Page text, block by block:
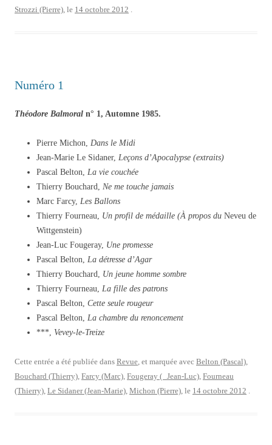
Strozzi (Pierre), le 14 octobre 2012 .
Numéro 1
Théodore Balmoral n° 1, Automne 1985.
Pierre Michon, Dans le Midi
Jean-Marie Le Sidaner, Leçons d’Apocalypse (extraits)
Pascal Belton, La vie couchée
Thierry Bouchard, Ne me touche jamais
Marc Farcy, Les Ballons
Thierry Fourneau, Un profil de médaille (À propos du Neveu de
Wittgenstein)
Jean-Luc Fougeray, Une promesse
Pascal Belton, La détresse d’Agar
Thierry Bouchard, Un jeune homme sombre
Thierry Fourneau, La fille des patrons
Pascal Belton, Cette seule rougeur
Pascal Belton, La chambre du renoncement
***, Vevey-le-Treize
Cette entrée a été publiée dans Revue, et marquée avec Belton (Pascal),
Bouchard (Thierry), Farcy (Marc), Fougeray ( Jean-Luc), Fourneau
(Thierry), Le Sidaner (Jean-Marie), Michon (Pierre), le 14 octobre 2012 .